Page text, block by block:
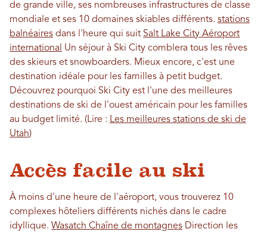
de grande ville, ses nombreuses infrastructures de classe
mondiale et ses 10 domaines skiables différents. stations
balnéaires dans l'heure qui suit Salt Lake City Aéroport
international
Un séjour à Ski City comblera tous les rêves
des skieurs et snowboarders. Mieux encore, c'est une
destination idéale pour les familles à petit budget.
Découvrez pourquoi Ski City est l'une des meilleures
destinations de ski de l'ouest américain pour les familles
au budget limité. (Lire : Les meilleures stations de ski de
Utah)
Accès facile au ski
À moins d'une heure de l'aéroport, vous trouverez 10
complexes hôteliers différents nichés dans le cadre
idyllique. Wasatch Chaîne de montagnes Direction les